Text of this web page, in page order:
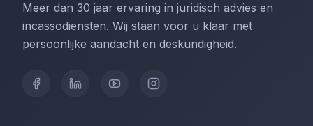
Meer dan 30 jaar ervaring in juridisch advies en
incassodiensten. Wij staan voor u klaar met
persoonlijke aandacht en deskundigheid.